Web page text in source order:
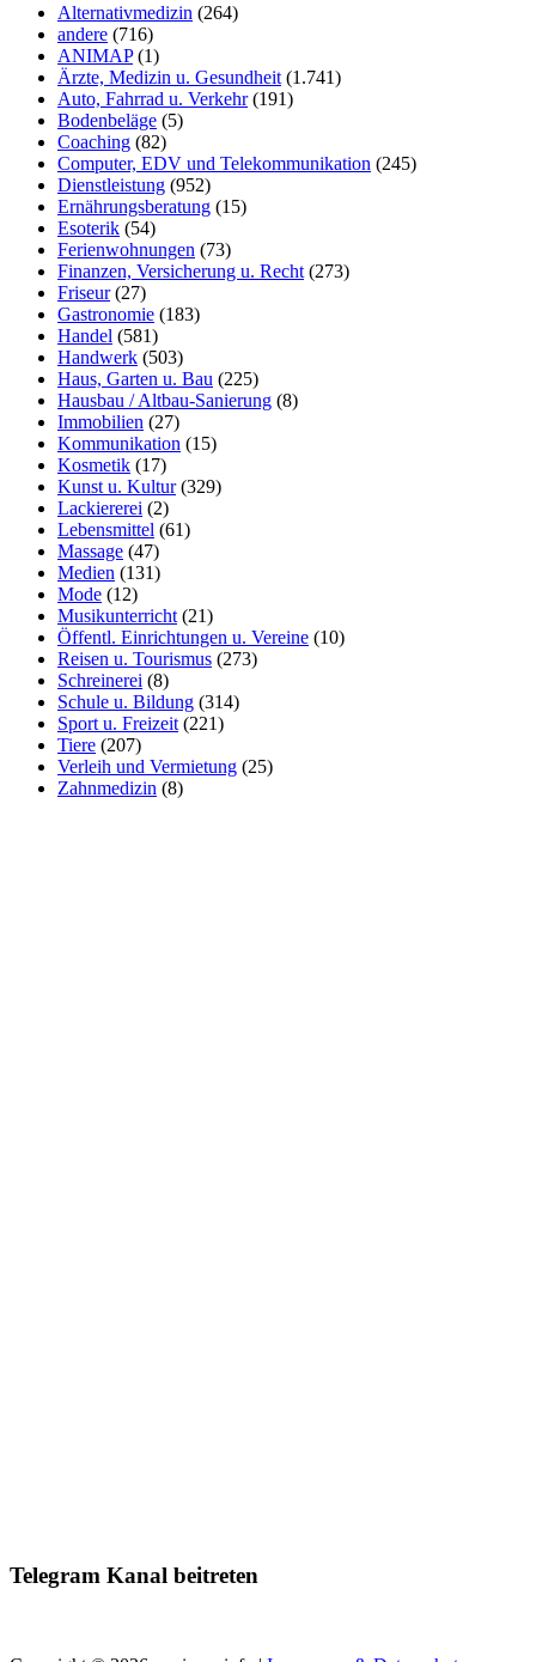
Alternativmedizin (264)
andere (716)
ANIMAP(1)
Ärzte, Medizin u. Gesundheit (1.741)
Auto, Fahrrad u. Verkehr(191)
Bodenbeläge (5)
Coaching (82)
Computer, EDV und Telekommunikation (245)
Dienstleistung (952)
Ernährungsberatung (15)
Esoterik (54)
Ferienwohnungen (73)
Finanzen, Versicherung u. Recht (273)
Friseur(27)
Gastronomie (183)
Handel (581)
Handwerk (503)
Haus, Garten u. Bau (225)
Hausbau / Altbau-Sanierung (8)
Immobilien (27)
Kommunikation (15)
Kosmetik (17)
Kunst u. Kultur(329)
Lackiererei (2)
Lebensmittel (61)
Massage (47)
Medien (131)
Mode (12)
Musikunterricht (21)
Öffentl. Einrichtungen u. Vereine (10)
Reisen u. Tourismus (273)
Schreinerei (8)
Schule u. Bildung (314)
Sport u. Freizeit (221)
Tiere (207)
Verleih und Vermietung (25)
Zahnmedizin (8)
Telegram Kanal beitreten